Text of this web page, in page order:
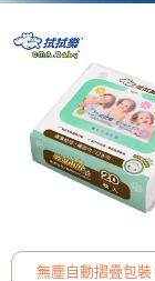
無塵自動摺疊包裝